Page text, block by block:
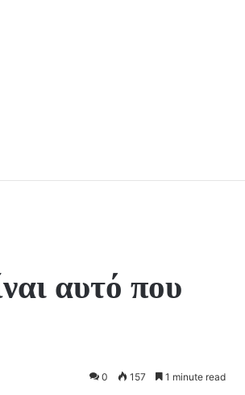
αυτό που
0 157 1 minute read